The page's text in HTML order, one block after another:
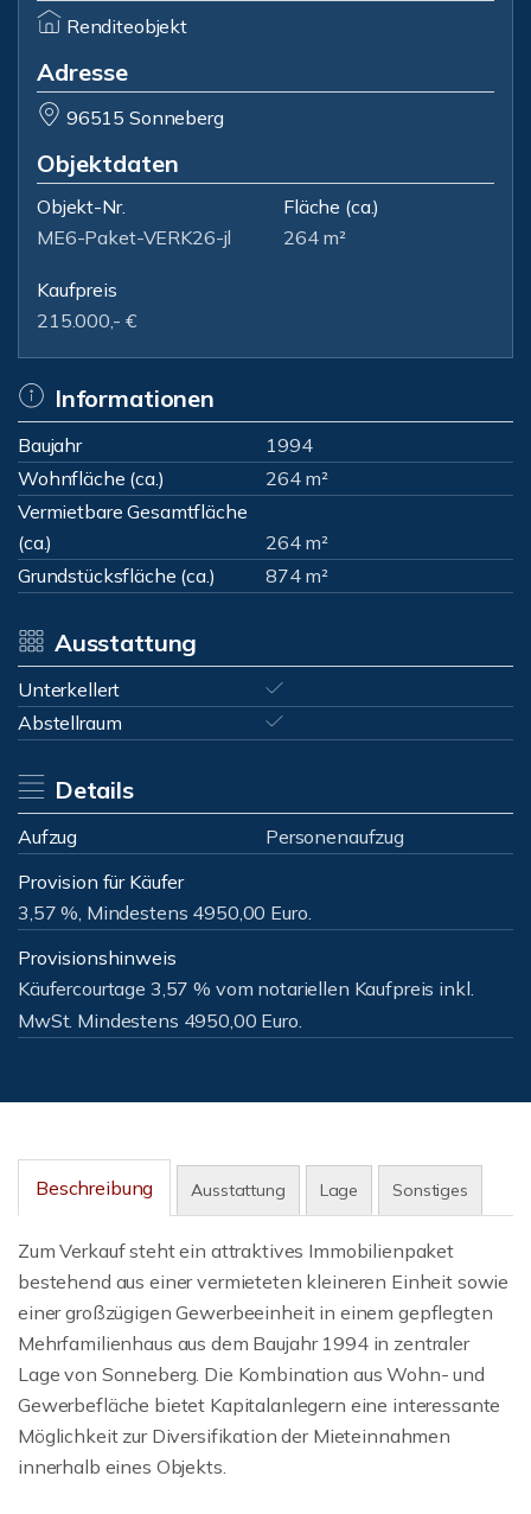
Renditeobjekt
Adresse
96515 Sonneberg
Objektdaten
Objekt-Nr.
ME6-Paket-VERK26-jl
Fläche (ca.)
264 m²
Kaufpreis
215.000,- €
Informationen
Baujahr
1994
Wohnfläche (ca.)
264 m²
Vermietbare Gesamtfläche
(ca.)
264 m²
Grundstücksfläche (ca.)
874 m²
Ausstattung
Unterkellert
Abstellraum
Details
Aufzug
Personenaufzug
Provision für Käufer
3,57 %, Mindestens 4950,00 Euro.
Provisionshinweis
Käufercourtage 3,57 % vom notariellen Kaufpreis inkl.
MwSt. Mindestens 4950,00 Euro.
Beschreibung Ausstattung Lage Sonstiges
Zum Verkauf steht ein attraktives Immobilienpaket
bestehend aus einer vermieteten kleineren Einheit sowie
einer großzügigen Gewerbeeinheit in einem gepflegten
Mehrfamilienhaus aus dem Baujahr 1994 in zentraler
Lage von Sonneberg. Die Kombination aus Wohn- und
Gewerbefläche bietet Kapitalanlegern eine interessante
Möglichkeit zur Diversifikation der Mieteinnahmen
innerhalb eines Objekts.